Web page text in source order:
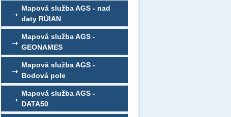
Mapová služba AGS - nad
daty RÚIAN
Mapová služba AGS -
GEONAMES
Mapová služba AGS -
Bodová pole
Mapová služba AGS -
DATA50